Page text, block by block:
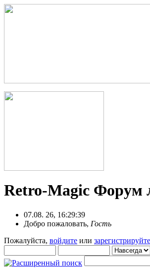
Retro-Magic Форум
07.08. 26, 16:29:39
Добро пожаловать, Гость
Пожалуйста, войдите или